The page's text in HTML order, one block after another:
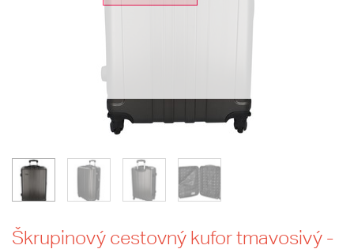
Škrupinový cestovný kufor tmavosivý -